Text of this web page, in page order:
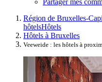
Région de Bruxelles-
hôtelsHôtels
Hôtels à Bruxelles
Veeweide : les hôtels à